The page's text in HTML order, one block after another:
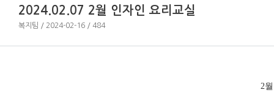
2024.02.07 2월 인자인 요리교실
복지팀 / 2024-02-16 / 484
2